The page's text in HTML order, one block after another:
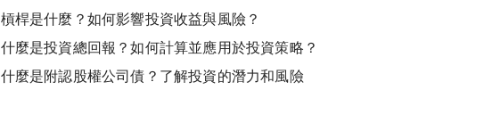
槓桿是什麼？如何影響投資收益與風險？
什麼是投資總回報？如何計算並應用於投資策略？
什麼是附認股權公司債？了解投資的潛力和風險